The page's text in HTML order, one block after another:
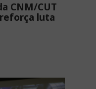
CNM/CUT
luta